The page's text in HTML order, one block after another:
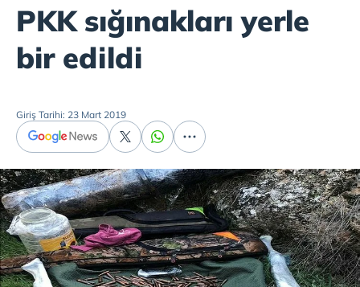
PKK sığınakları yerle
bir edildi
Giriş Tarihi: 23 Mart 2019